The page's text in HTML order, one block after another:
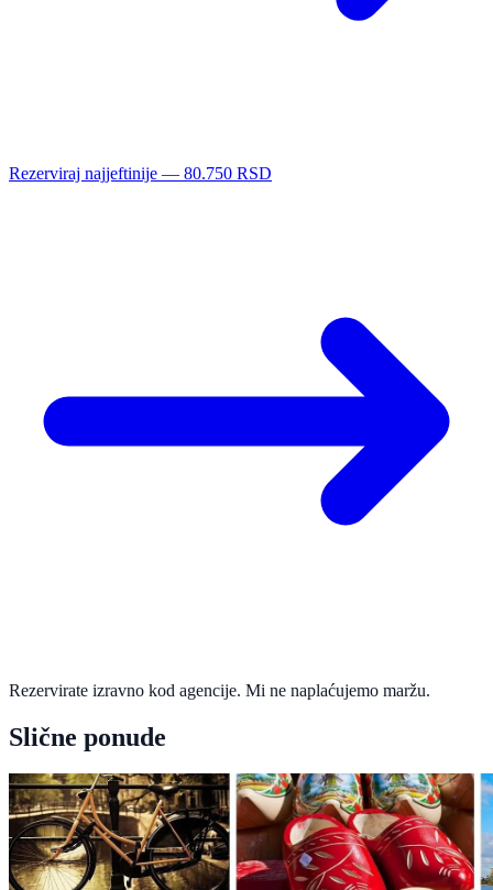
Rezerviraj najjeftinije — 80.750 RSD
Rezervirate izravno kod agencije. Mi ne naplaćujemo maržu.
Slične ponude